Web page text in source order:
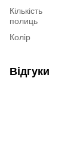
Кількість
полиць
Колір
Відгуки